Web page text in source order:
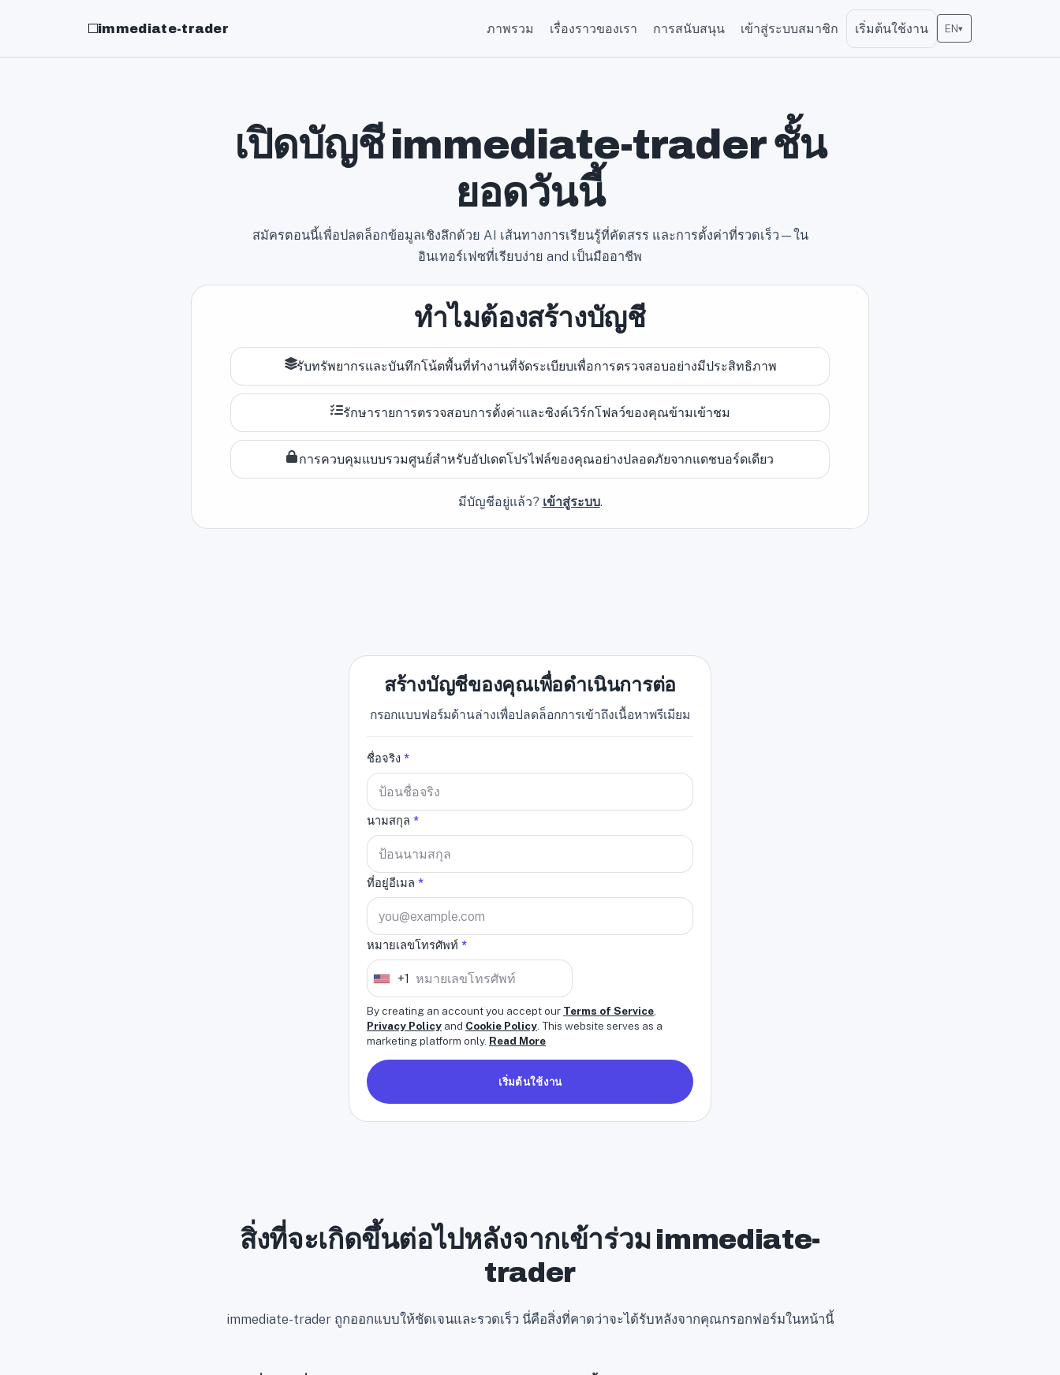
immediate-trader ภาพรวม เรื่องราวของเรา การสนับสนุน เข้าสู่ระบบสมาชิก เริ่มต้นใช้งาน EN▾
เปิดบัญชี immediate-trader ชั้น
ยอดวันนี้
สมัครตอนนี้เพื่อปลดล็อกข้อมูลเชิงลึกด้วย AI เส้นทางการเรียนรู้ที่คัดสรร และการตั้งค่าที่รวดเร็ว—ใน
อินเทอร์เฟซที่เรียบง่าย and เป็นมืออาชีพ
ทำไมต้องสร้างบัญชี
รับทรัพยากรและบันทึกโน้ตพื้นที่ทำงานที่จัดระเบียบเพื่อการตรวจสอบอย่างมีประสิทธิภาพ
รักษารายการตรวจสอบการตั้งค่าและซิงค์เวิร์กโฟลว์ของคุณข้ามเข้าชม
การควบคุมแบบรวมศูนย์สำหรับอัปเดตโปรไฟล์ของคุณอย่างปลอดภัยจากแดชบอร์ดเดียว
มีบัญชีอยู่แล้ว? เข้าสู่ระบบ.
สร้างบัญชีของคุณเพื่อดำเนินการต่อ
กรอกแบบฟอร์มด้านล่างเพื่อปลดล็อกการเข้าถึงเนื้อหาพรีเมียม
ชื่อจริง *
นามสกุล *
ที่อยู่อีเมล *
หมายเลขโทรศัพท์ *
U
n
i
t
s
+
+1
By creating an account you accept our Terms of Service
Privacy Policy and Cookie Policy . This website serves as a
marketing platform only. Read More
เริ่มต้นใช้งาน
สิ่งที่จะเกิดขึ้นต่อไปหลังจากเข้าร่วม immediate-
trader
immediate-trader ถูกออกแบบให้ชัดเจนและรวดเร็ว นี่คือสิ่งที่คาดว่าจะได้รับหลังจากคุณกรอกฟอร์มในหน้านี้